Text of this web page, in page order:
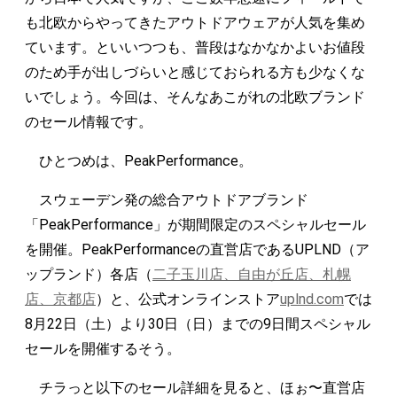
も北欧からやってきたアウトドアウェアが人気を集め
ています。といいつつも、普段はなかなかよいお値段
のため手が出しづらいと感じておられる方も少なくな
いでしょう。今回は、そんなあこがれの北欧ブランド
のセール情報です。
ひとつめは、PeakPerformance。
スウェーデン発の総合アウトドアブランド
「PeakPerformance」が期間限定のスペシャルセール
を開催。PeakPerformanceの直営店であるUPLND（ア
ップランド）各店（二子玉川店、自由が丘店、札幌
店、京都店）と、公式オンラインストアuplnd.comでは
8月22日（土）より30日（日）までの9日間スペシャル
セールを開催するそう。
チラっと以下のセール詳細を見ると、ほぉ〜直営店